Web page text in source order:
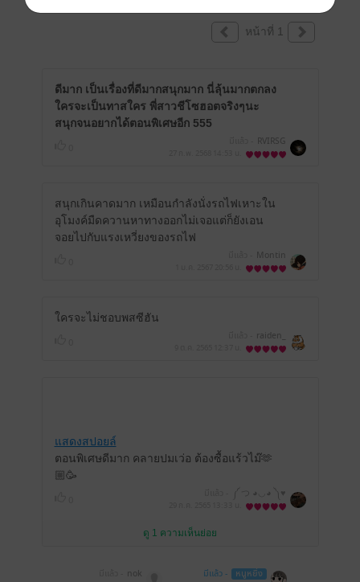
หน้าที่ 1
ดีมาก เป็นเรื่องที่ดีมากสนุกมาก นี่ลุ้นมากตกลง
ใครจะเป็นทาสใคร พี่สาวชีโซฮอตจริงๆนะ
สนุกจนอยากได้ตอนพิเศษอีก 555
RVIRSG
สนุกเกินคาดมาก เหมือนกำลังนั่งรถไฟเหาะใน
อุโมงค์มืดควานหาทางออกไม่เจอแต่ก็ยังเอน
จอยไปกับแรงเหวี่ยงของรถไฟ
Montin
ใครจะไม่ชอบพสซีฮัน
raiden_
แสดงสปอยล์
ตอนพิเศษดีมาก คลายปมเว่อ ต้องซื้อแร้วไม๊🫶
🏼🥳
༼ つ ◕◡◕ ༽♥︎
ดู 1 ความเห็นย่อย
nok มีแล้ว - หนูหยิ่ง